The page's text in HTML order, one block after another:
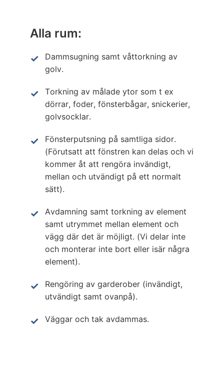
Alla rum:
Dammsugning samt våttorkning av
golv.
Torkning av målade ytor som t ex
dörrar, foder, fönsterbågar, snickerier,
golvsocklar.
Fönsterputsning på samtliga sidor.
(Förutsatt att fönstren kan delas och vi
kommer åt att rengöra invändigt,
mellan och utvändigt på ett normalt
sätt).
Avdamning samt torkning av element
samt utrymmet mellan element och
vägg där det är möjligt. (Vi delar inte
och monterar inte bort eller isär några
element).
Rengöring av garderober (invändigt,
utvändigt samt ovanpå).
Väggar och tak avdammas.